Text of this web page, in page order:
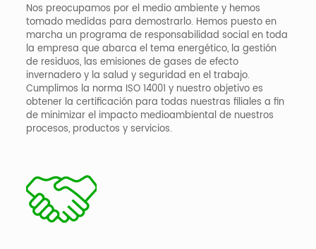
Nos preocupamos por el medio ambiente y hemos
tomado medidas para demostrarlo. Hemos puesto en
marcha un programa de responsabilidad social en toda
la empresa que abarca el tema energético, la gestión
de residuos, las emisiones de gases de efecto
invernadero y la salud y seguridad en el trabajo.
Cumplimos la norma ISO 14001 y nuestro objetivo es
obtener la certificación para todas nuestras filiales a fin
de minimizar el impacto medioambiental de nuestros
procesos, productos y servicios.